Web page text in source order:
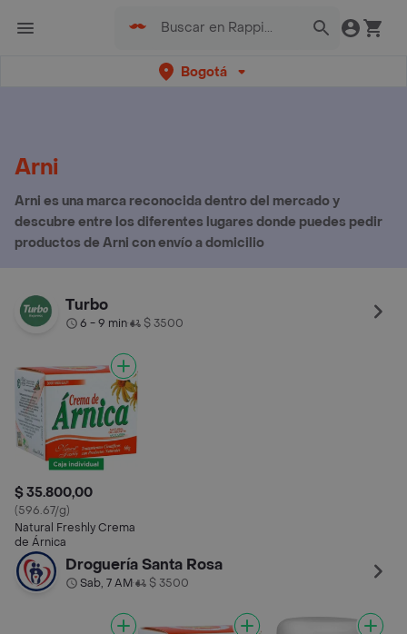
Bogotá
Arni
Arni es una marca reconocida dentro del mercado y
descubre entre los diferentes lugares donde puedes pedir
productos de Arni con envío a domicilio
Turbo
6 - 9 min• $ 3500
$ 35.800,00
(596.67/g)
Natural Freshly Crema
de Árnica
Droguería Santa Rosa
Sab, 7 AM• $ 3500